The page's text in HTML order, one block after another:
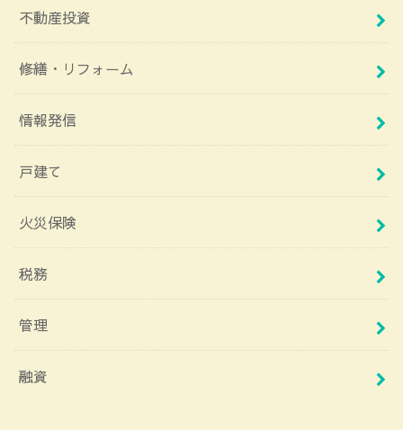
不動産投資
修繕・リフォーム
情報発信
戸建て
火災保険
税務
管理
融資